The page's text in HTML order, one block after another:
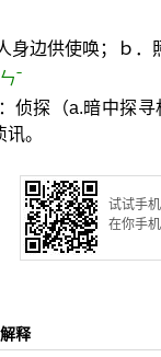
边供使唤；ｂ．
ˉ
侦探（a.暗中探寻
。
试试手
在你手
释